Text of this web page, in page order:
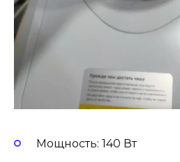
Мощность: 140 Вт